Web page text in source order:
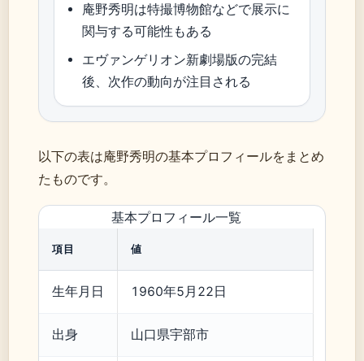
庵野秀明は特撮博物館などで展示に
関与する可能性もある
エヴァンゲリオン新劇場版の完結
後、次作の動向が注目される
以下の表は庵野秀明の基本プロフィールをまとめ
たものです。
基本プロフィール一覧
項目 値
生年月日 1960年5月22日
出身 山口県宇部市